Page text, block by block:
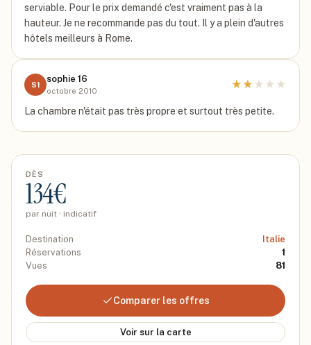
serviable. Pour le prix demandé c'est vraiment pas à la
hauteur. Je ne recommande pas du tout. Il y a plein d'autres
hôtels meilleurs à Rome.
S1
sophie 16
octobre 2010
★★ ★ ★ ★
La chambre n'était pas très propre et surtout très petite.
DÈS
134€
par nuit · indicatif
Destination
Italie
Réservations
1
Vues
81
Comparer les offres
Voir sur la carte